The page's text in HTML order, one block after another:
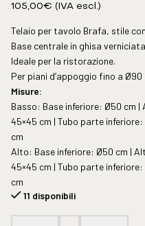
105,00€ (IVA escl.)
Telaio per tavolo Brafa, stile
Base centrale in ghisa
Ideale per la ristorazione.
Per piani d’appoggio fino a Ø90
Misure:
Basso: Base inferiore: Ø50 cm |
45×45 cm | Tubo parte
cm
Alto: Base inferiore: Ø50 cm |
45×45 cm | Tubo parte
cm
11 disponibili